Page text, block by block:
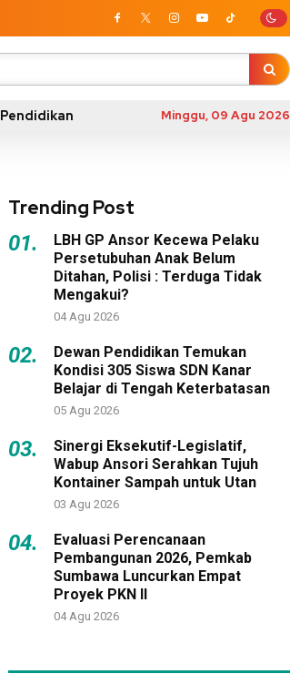
Pendidikan Minggu, 09 Agu 2026
Trending Post
01.
LBH GP Ansor Kecewa Pelaku
Persetubuhan Anak Belum
Ditahan, Polisi : Terduga Tidak
Mengakui?
04 Agu 2026
02.
Dewan Pendidikan Temukan
Kondisi 305 Siswa SDN Kanar
Belajar di Tengah Keterbatasan
05 Agu 2026
03.
Sinergi Eksekutif-Legislatif,
Wabup Ansori Serahkan Tujuh
Kontainer Sampah untuk Utan
03 Agu 2026
04.
Evaluasi Perencanaan
Pembangunan 2026, Pemkab
Sumbawa Luncurkan Empat
Proyek PKN II
04 Agu 2026